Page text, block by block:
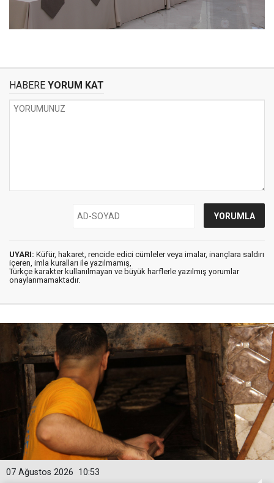
HABERE YORUM KAT
UYARI: Küfür, hakaret, rencide edici cümleler veya imalar, inançlara saldırı
içeren, imla kuralları ile yazılmamış,
Türkçe karakter kullanılmayan ve büyük harflerle yazılmış yorumlar
onaylanmamaktadır.
10:53
07 Ağustos 2026